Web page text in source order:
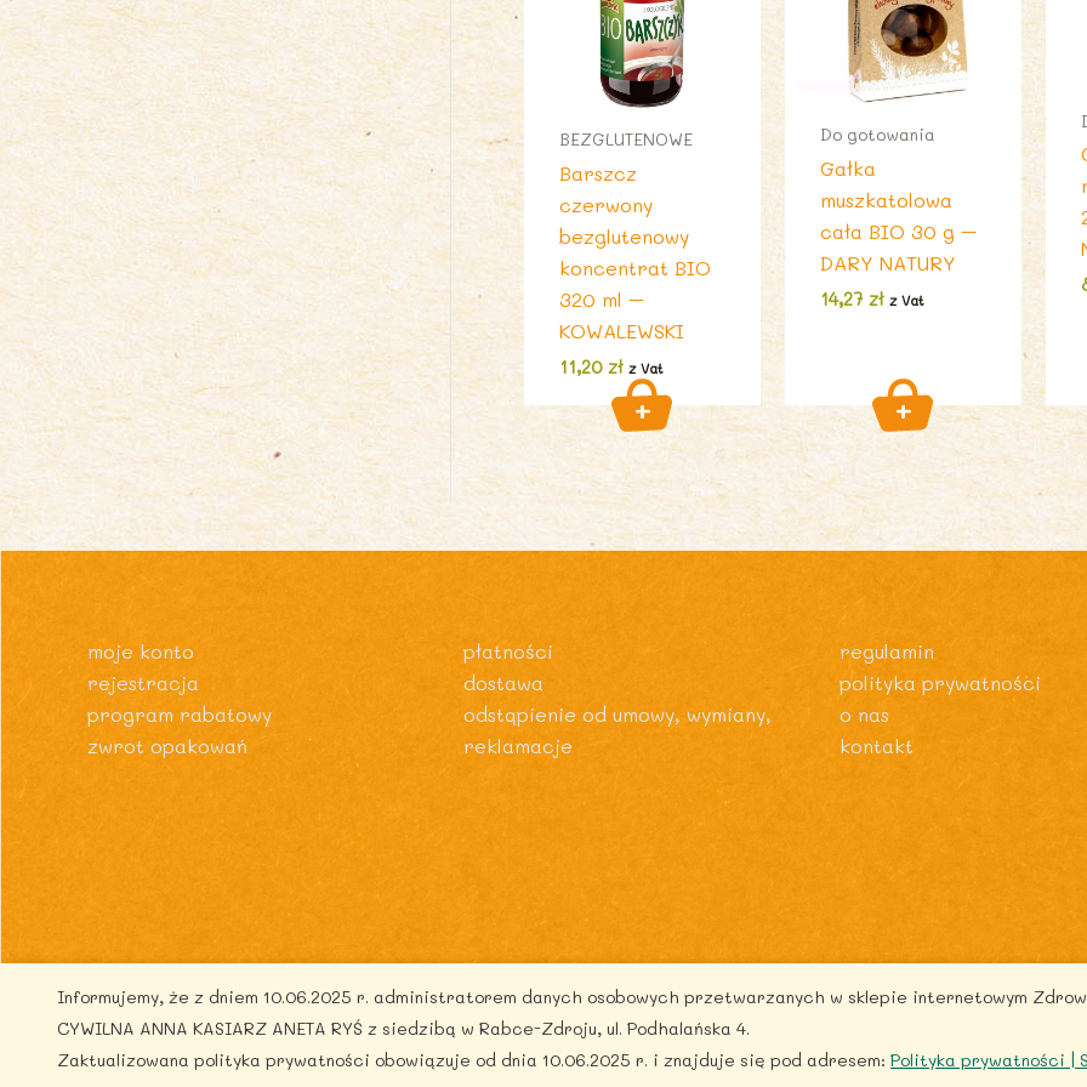
BEZGLUTENOWE
Barszcz
czerwony
bezglutenowy
koncentrat BIO
320 ml –
KOWALEWSKI
11,20zł z Vat
Do gotowania
Gałka
muszkatolowa
cała BIO 30 g –
DARY NATURY
14,27 zł z Vat
moje konto
rejestracja
program rabatowy
zwrot opakowań
płatności
dostawa
odstąpienie od umowy, wymiany,
reklamacje
regulamin
polityka prywatności
o nas
kontakt
Copyright © 2026 zdrowytydzien.pl | Powered by
Informujemy, że z dniem 10.06.2025 r. administratorem danych osobowych przetwarzanych w sklepie internetowym Zdrowy
CYWILNA ANNA KASIARZ ANETA RYŚ z siedzibą w Rabce-Zdroju, ul. Podhalańska 4.
Zaktualizowana polityka prywatności obowiązuje od dnia 10.06.2025 r. i znajduje się pod adresem: Polityka prywatności |